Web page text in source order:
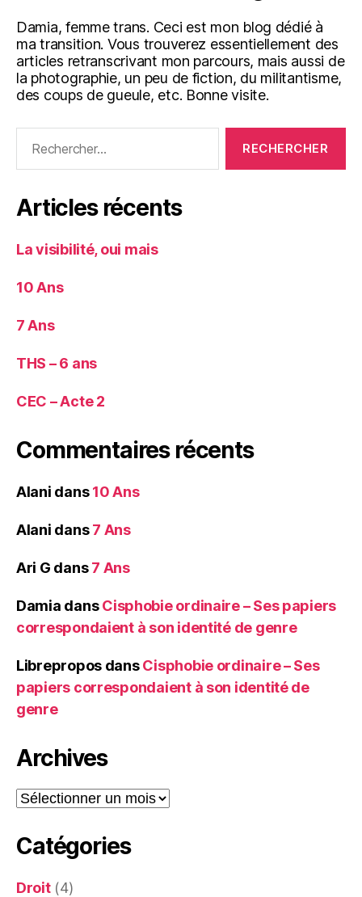
Damia, femme trans. Ceci est mon blog dédié à
ma transition. Vous trouverez essentiellement des
articles retranscrivant mon parcours, mais aussi de
la photographie, un peu de fiction, du militantisme,
des coups de gueule, etc. Bonne visite.
Articles récents
La visibilité, oui mais
10 Ans
7 Ans
THS – 6 ans
CEC – Acte 2
Commentaires récents
Alani dans10 Ans
Alani dans7 Ans
Ari G dans7 Ans
Damia dansCisphobie ordinaire – Ses papiers
correspondaient à son identité de genre
Librepropos dansCisphobie ordinaire – Ses
papiers correspondaient à son identité de
genre
Archives
Archives
Catégories
Droit(4)